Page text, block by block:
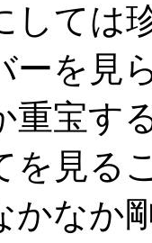
しては
ーを見
重宝す
を見る
かなか